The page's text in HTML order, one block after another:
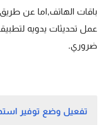
باقات الهاتف,اما عن
عمل تحديثات يدويه
ضروري.
تفعيل وضع توفير